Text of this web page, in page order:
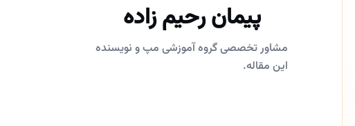
پیمان رحیم زاده
مشاور تخصصی گروه آموزشی مپ و نویسنده
این مقاله.